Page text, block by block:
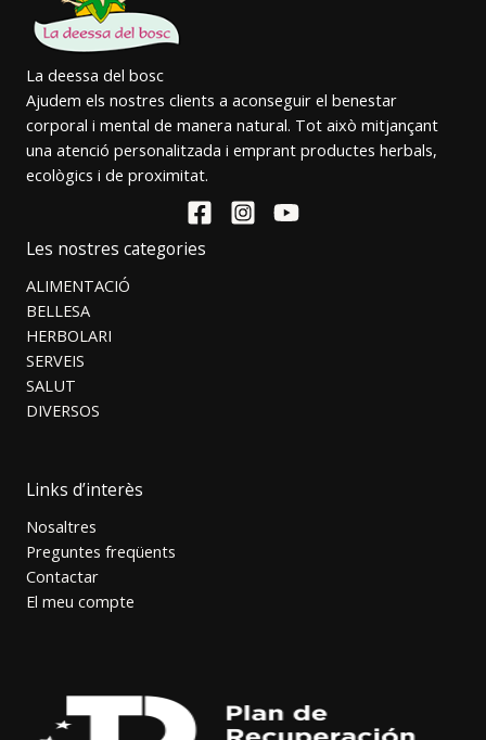
La deessa del bosc
Ajudem els nostres clients a aconseguir el benestar
corporal i mental de manera natural. Tot això mitjançant
una atenció personalitzada i emprant productes herbals,
ecològics i de proximitat.
Les nostres categories
ALIMENTACIÓ
BELLESA
HERBOLARI
SERVEIS
SALUT
DIVERSOS
Links d’interès
Nosaltres
Preguntes freqüents
Contactar
El meu compte